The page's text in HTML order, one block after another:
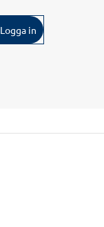
Logga in